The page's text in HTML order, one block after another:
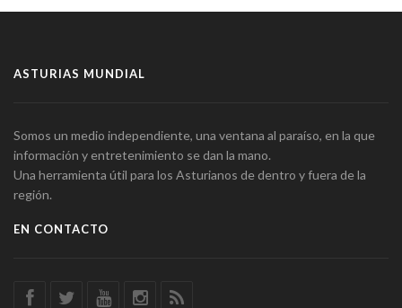
ASTURIAS MUNDIAL
Somos un medio independiente, una ventana al paraíso, en la que
información y entretenimiento se dan la mano.
Una herramienta útil para los Asturianos de dentro y fuera de la
región.
EN CONTACTO